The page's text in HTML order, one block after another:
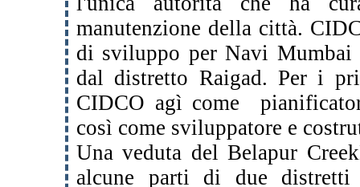
manutenzione della città.
di sviluppo per Navi
dal distretto Raigad. Per i
CIDCO agì come
così come sviluppatore e
Una veduta del Belapur
alcune parti di due distretti